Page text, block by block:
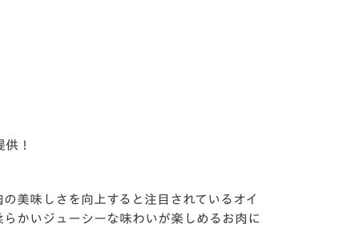
供！
美味しさを向上すると注目されているオイ
かいジューシーな味わいが楽しめるお肉に